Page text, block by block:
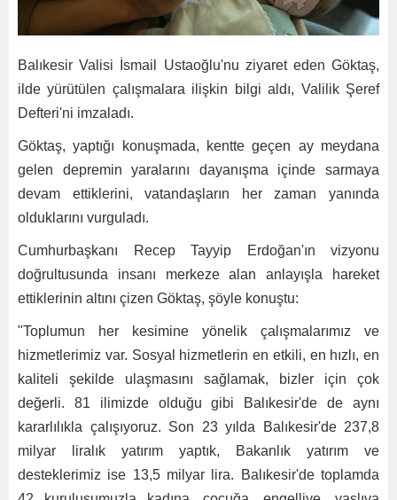
Balıkesir Valisi İsmail Ustaoğlu'nu ziyaret eden Göktaş,
ilde yürütülen çalışmalara ilişkin bilgi aldı, Valilik Şeref
Defteri'ni imzaladı.
Göktaş, yaptığı konuşmada, kentte geçen ay meydana
gelen depremin yaralarını dayanışma içinde sarmaya
devam ettiklerini, vatandaşların her zaman yanında
olduklarını vurguladı.
Cumhurbaşkanı Recep Tayyip Erdoğan'ın vizyonu
doğrultusunda insanı merkeze alan anlayışla hareket
ettiklerinin altını çizen Göktaş, şöyle konuştu:
"Toplumun her kesimine yönelik çalışmalarımız ve
hizmetlerimiz var. Sosyal hizmetlerin en etkili, en hızlı, en
kaliteli şekilde ulaşmasını sağlamak, bizler için çok
değerli. 81 ilimizde olduğu gibi Balıkesir'de de aynı
kararlılıkla çalışıyoruz. Son 23 yılda Balıkesir'de 237,8
milyar liralık yatırım yaptık, Bakanlık yatırım ve
desteklerimiz ise 13,5 milyar lira. Balıkesir'de toplamda